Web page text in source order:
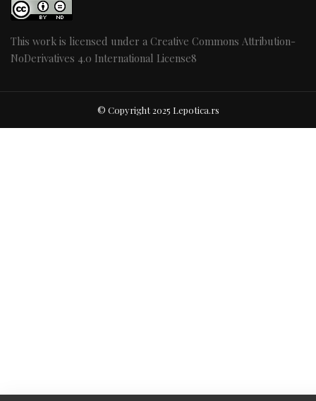
This work is licensed under a Creative Commons Attribution-
NoDerivatives 4.0 International License8
© Copyright 2025 Lepotica.rs